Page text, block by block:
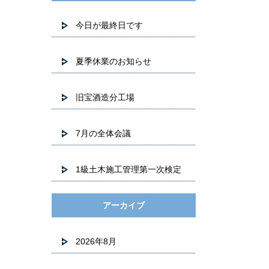
今日が最終日です
夏季休業のお知らせ
旧宝酒造分工場
7月の全体会議
1級土木施工管理第一次検定
アーカイブ
2026年8月